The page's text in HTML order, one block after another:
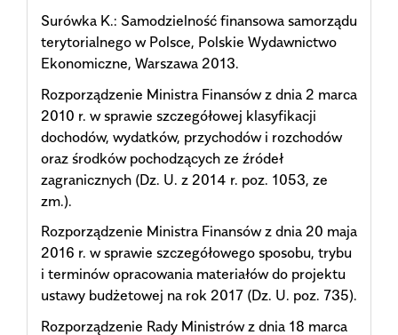
Surówka K.: Samodzielność finansowa samorządu
terytorialnego w Polsce, Polskie Wydawnictwo
Ekonomiczne, Warszawa 2013.
Rozporządzenie Ministra Finansów z dnia 2 marca
2010 r. w sprawie szczegółowej klasyfikacji
dochodów, wydatków, przychodów i rozchodów
oraz środków pochodzących ze źródeł
zagranicznych (Dz. U. z 2014 r. poz. 1053, ze
zm.).
Rozporządzenie Ministra Finansów z dnia 20 maja
2016 r. w sprawie szczegółowego sposobu, trybu
i terminów opracowania materiałów do projektu
ustawy budżetowej na rok 2017 (Dz. U. poz. 735).
Rozporządzenie Rady Ministrów z dnia 18 marca